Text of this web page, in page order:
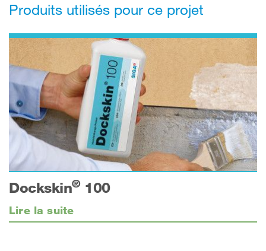
Produits utilisés pour ce projet
Dockskin®100
Lire la suite